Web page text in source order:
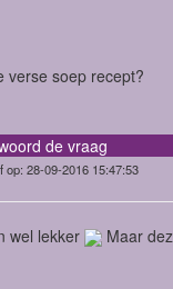
verse soep recept?
de vraag
op: 28-09-2016 15:47:53
wel lekker
Maar